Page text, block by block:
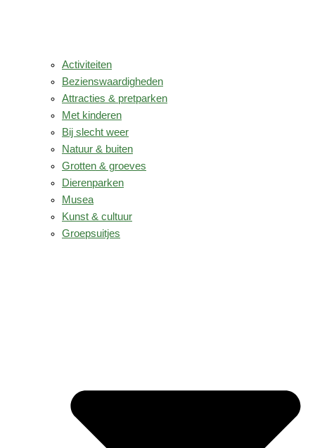
Activiteiten
Bezienswaardigheden
Attracties & pretparken
Met kinderen
Bij slecht weer
Natuur & buiten
Grotten & groeves
Dierenparken
Musea
Kunst & cultuur
Groepsuitjes